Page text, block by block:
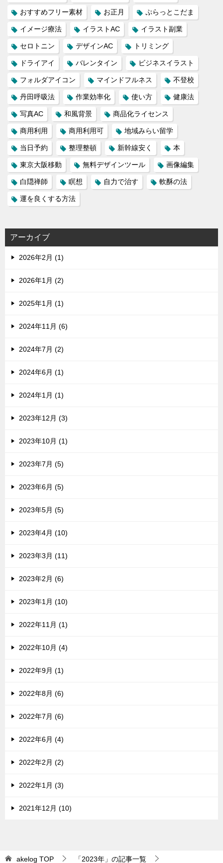
おすすめフリー素材 お正月 ぷらっとこだま
イメージ療法 イラストAC イラスト副業
セロトニン デザインAC トリミング
ドライアイ バレンタイン ビジネスイラスト
フォルダアイコン マインドフルネス 不登校
丹田呼吸法 作業効率化 使い方 健康法
写真AC 和風背景 商品化ライセンス
商用利用 商用利用可 地域みらい留学
当日予約 整理整頓 新幹線安く 本
東京大阪移動 無料デザインツール 画像編集
白隠禅師 瞑想 自力で治す 軟酥の法
運を良くする方法
アーカイブ
2026年2月 (1)
2026年1月 (2)
2025年1月 (1)
2024年11月 (6)
2024年7月 (2)
2024年6月 (1)
2024年1月 (1)
2023年12月 (3)
2023年10月 (1)
2023年7月 (5)
2023年6月 (5)
2023年5月 (5)
2023年4月 (10)
2023年3月 (11)
2023年2月 (6)
2023年1月 (10)
2022年11月 (1)
2022年10月 (4)
2022年9月 (1)
2022年8月 (6)
2022年7月 (6)
2022年6月 (4)
2022年2月 (2)
2022年1月 (3)
2021年12月 (10)
akelog TOP 「2023年」の記事一覧